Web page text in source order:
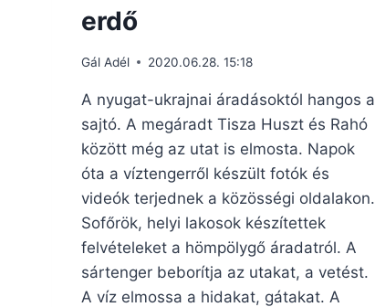
erdő
Gál Adél 2020.06.28. 15:18
A nyugat-ukrajnai áradásoktól hangos a
sajtó. A megáradt Tisza Huszt és Rahó
között még az utat is elmosta. Napok
óta a víztengerről készült fotók és
videók terjednek a közösségi oldalakon.
Sofőrök, helyi lakosok készítettek
felvételeket a hömpölygő áradatról. A
sártenger beborítja az utakat, a vetést.
A víz elmossa a hidakat, gátakat. A